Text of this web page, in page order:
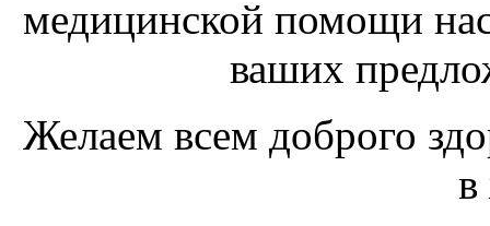
медицинской помощи
ваших
Желаем всем доброго
в